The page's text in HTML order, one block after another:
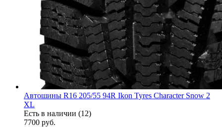
Автошины R16 205/55 94R Ikon Tyres Character Snow 2
XL
Есть в наличии (12)
7700 руб.